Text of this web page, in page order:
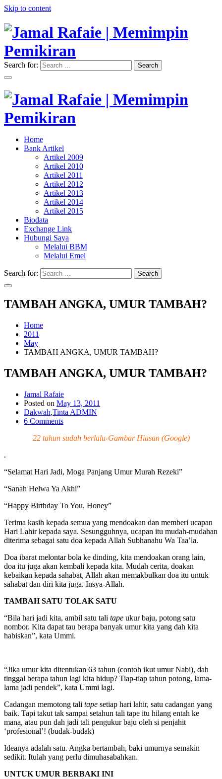
Skip to content
Jamal Rafaie | Memimpin
Pemikiran
"Memimpin Pemikiran"
Search for: Search
Jamal Rafaie | Memimpin
Pemikiran
"Memimpin Pemikiran"
Home
Bank Artikel
Artikel 2009
Artikel 2010
Artikel 2011
Artikel 2012
Artikel 2013
Artikel 2014
Artikel 2015
Biodata
Exchange Link
Hubungi Saya
Melalui BBM
Melalui Emel
Search for: Search
TAMBAH ANGKA, UMUR TAMBAH?
Home
2011
May
TAMBAH ANGKA, UMUR TAMBAH?
TAMBAH ANGKA, UMUR TAMBAH?
Jamal Rafaie
Posted on May 13, 2011
Dakwah,Tinta ADMIN
6 Comments
22 tahun sudah berlalu-Gambar Hiasan (Google)
.
“Selamat Hari Jadi, Moga Panjang Umur Murah Rezeki”
“Sanah Helwa Ya Akhi”
“Happy Birthday To You, Honey”
Terima kasih kepada semua yang mendoakan dan memberi ucapan
Hari Lahir kepada saya. Sesungguhnya, ucapan itu mudah-mudahan
diterima sebagai satu doa kepada Allah Subhanahu Wa Taa’la.
Doa ibarat melontar bola ke dinding, kita mendoakan orang lain,
doa itu juga akan kembali kepada kita. Mudah cerita, doakan
kebaikan kepada sahabat, Allah akan memakbulkan doa itu untuk
sahabat dan diri kita juga. Insya-Allah.
TAMBAH SATU TOLAK SATU
“Bila hari jadi kita, ambil satu tali tape ukur baju, potong satu
nombor. Kita dapat tau berapa banyak umur kita yang dah kita
habiskan”, kata Ummi.
“Jika umur kita ditentukan 63 tahun (contoh ikut umur Nabi), dah
tinggal berapa tahun lagi kita hidup? Tiap-tiap tahun potong, lama-
lama jadi pendek”, kata Ummi lagi.
Cadangan memotong tali tape setiap hari lahir, satu cadangan yang
baik. Tapi takut tak sampai setahun tali tape itu hilang entah ke
mana, atau pun dah jadi tali pengukur baju oleh si penjahit
‘profesional’! (budak-budak)
Ideanya adalah satu. Angka bertambah, baki umurnya semakin
sedikit. Itulah yang perlu dimuhasabahkan.
UNTUK UMUR BERBAKI INI